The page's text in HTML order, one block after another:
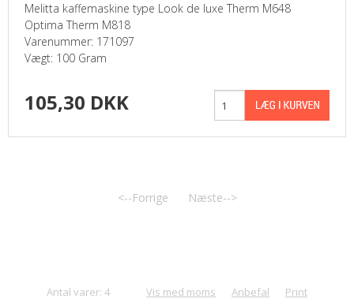
Melitta kaffemaskine type Look de luxe Therm M648
Optima Therm M818
Varenummer: 171097
Vægt: 100 Gram
105,30 DKK
<--Forrige Næste-->
Antal varer: 4 Vis med moms Anbefal Print